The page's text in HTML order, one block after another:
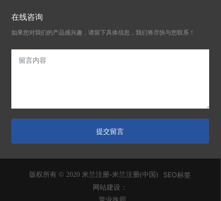
在线咨询
如果您对我们的产品感兴趣，请留下具体信息，我们将尽快与您联系！
提交留言
版权所有 © 2020 米兰注册-米兰注册(中国)
SEO标签
网站建设：
营业执照